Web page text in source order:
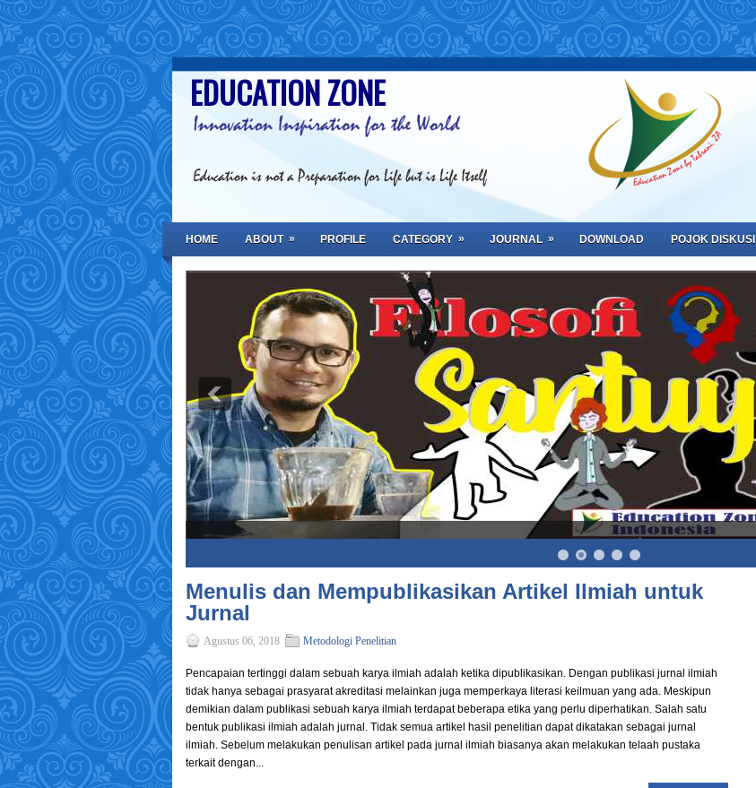
EDUCATION ZONE
HOME ABOUT » PROFILE CATEGORY » JOURNAL » DOWNLOAD POJOK DISKUSI
1 2 3 4
Menulis dan Mempublikasikan Artikel Ilmiah untuk
Jurnal
Agustus 06, 2018 Metodologi Penelitian
Pencapaian tertinggi dalam sebuah karya ilmiah adalah ketika dipublikasikan. Dengan publikasi jurnal ilmiah
tidak hanya sebagai prasyarat akreditasi melainkan juga memperkaya literasi keilmuan yang ada. Meskipun
demikian dalam publikasi sebuah karya ilmiah terdapat beberapa etika yang perlu diperhatikan. Salah satu
bentuk publikasi ilmiah adalah jurnal. Tidak semua artikel hasil penelitian dapat dikatakan sebagai jurnal
ilmiah. Sebelum melakukan penulisan artikel pada jurnal ilmiah biasanya akan melakukan telaah pustaka
terkait dengan...